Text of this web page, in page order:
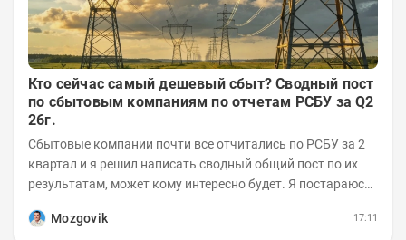
Кто сейчас самый дешевый сбыт? Сводный пост
по сбытовым компаниям по отчетам РСБУ за Q2
26г.
Сбытовые компании почти все отчитались по РСБУ за 2
квартал и я решил написать сводный общий пост по их
результатам, может кому интересно будет. Я постараюсь
Mozgovik
17:11